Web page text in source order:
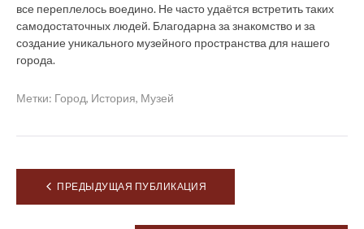
все переплелось воедино. Не часто удаётся встретить таких
самодостаточных людей. Благодарна за знакомство и за
создание уникального музейного пространства для нашего
города.
Метки: Город, История, Музей
Навигация
по
ПРЕДЫДУЩАЯ ПУБЛИКАЦИЯ